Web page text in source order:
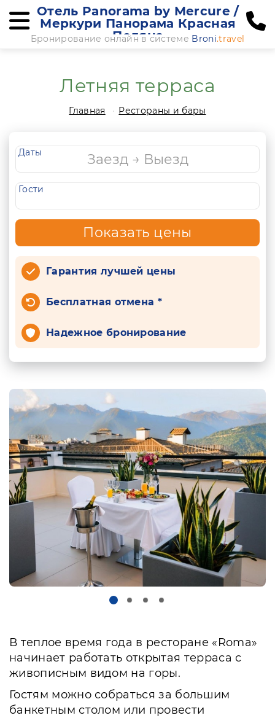
Отель Panorama by Mercure /
Меркури Панорама Красная
Поляна
Бронирование онлайн в системе Broni.travel
Летняя терраса
Главная Рестораны и бары
Даты
Гости
Показать цены
Гарантия лучшей цены
Бесплатная отмена *
Надежное бронирование
В теплое время года в ресторане «Roma»
начинает работать открытая терраса с
живописным видом на горы.
Гостям можно собраться за большим
банкетным столом или провести